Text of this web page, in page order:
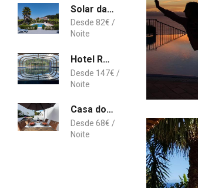
Solar da Saudade
82€
Hotel Rural Vale Do Rio
147€
Casa do Campo - A Minha Casa
68€